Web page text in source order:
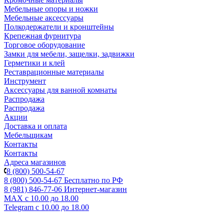
Мебельные опоры и ножки
Мебельные аксессуары
Полкодержатели и кронштейны
Крепежная фурнитура
Торговое оборудование
Замки для мебели, защелки, задвижки
Герметики и клей
Реставрационные материалы
Инструмент
Аксессуары для ванной комнаты
Распродажа
Распродажа
Акции
Доставка и оплата
Мебельщикам
Контакты
Контакты
Адреса магазинов
8 (800) 500-54-67
8 (800) 500-54-67 Бесплатно по РФ
8 (981) 846-77-06 Интернет-магазин
MAX с 10.00 до 18.00
Telegram с 10.00 до 18.00